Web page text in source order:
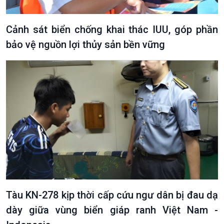
Cảnh sát biển chống khai thác IUU, góp phần
bảo vệ nguồn lợi thủy sản bền vững
Tàu KN-278 kịp thời cấp cứu ngư dân bị đau dạ
dày giữa vùng biển giáp ranh Việt Nam -